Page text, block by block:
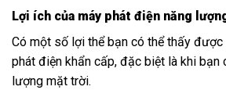
Lợi ích của máy phát điện năng
Có một số lợi thể bạn có thể thấy
phát điện khẩn cấp, đặc biệt là khi bạn
lượng mặt trời.